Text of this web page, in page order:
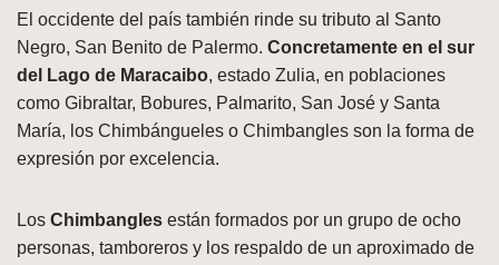
El occidente del país también rinde su tributo al Santo
Negro, San Benito de Palermo. Concretamente en el sur
del Lago de Maracaibo, estado Zulia, en poblaciones
como Gibraltar, Bobures, Palmarito, San José y Santa
María, los Chimbángueles o Chimbangles son la forma de
expresión por excelencia.
Los Chimbangles están formados por un grupo de ocho
personas, tamboreros y los respaldo de un aproximado de